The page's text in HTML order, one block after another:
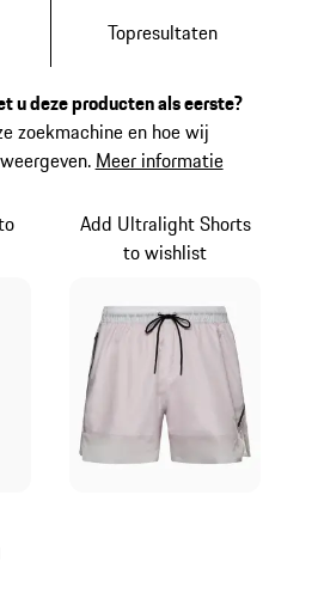
Topresultaten
u deze producten als eerste?
zoekmachine en hoe wij
Meer informatie
Add Ultralight Shorts
to wishlist